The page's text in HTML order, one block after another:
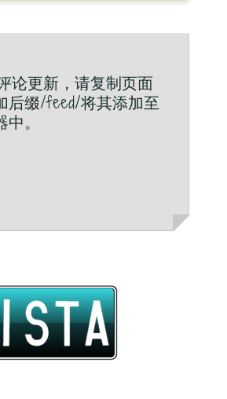
论更新，请复制页面
后缀/feed/将其添加至
。